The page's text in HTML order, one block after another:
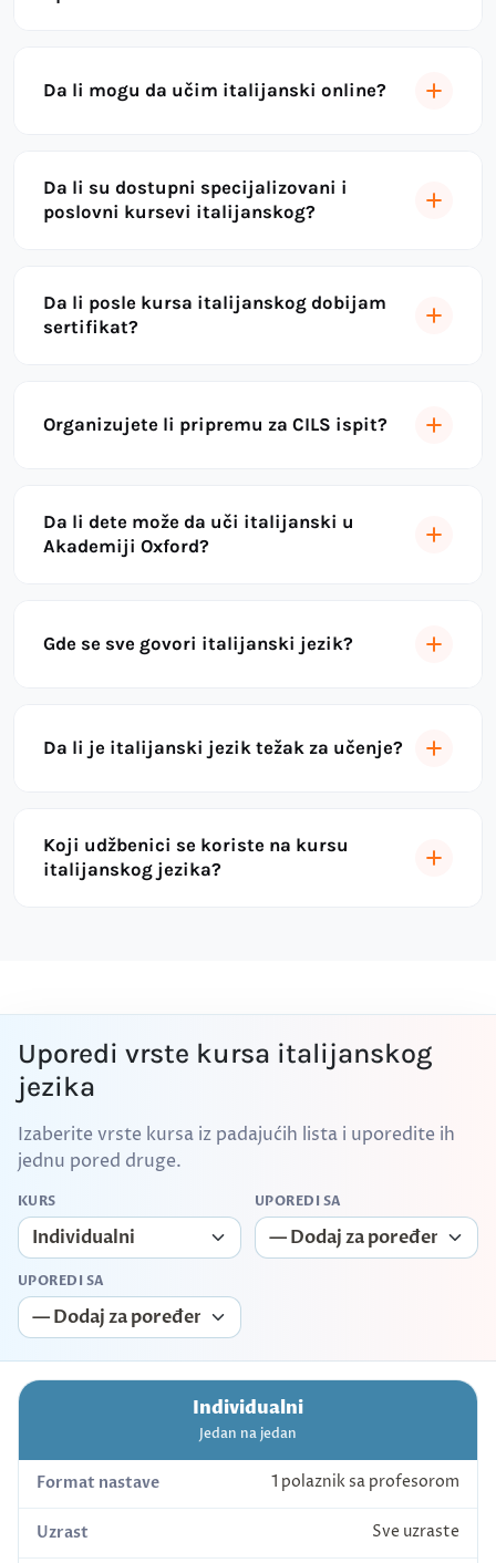
Da li mogu da učim italijanski online?
Da li su dostupni specijalizovani i
poslovni kursevi italijanskog?
Da li posle kursa italijanskog dobijam
sertifikat?
Organizujete li pripremu za CILS ispit?
Da li dete može da uči italijanski u
Akademiji Oxford?
Gde se sve govori italijanski jezik?
Da li je italijanski jezik težak za učenje?
Koji udžbenici se koriste na kursu
italijanskog jezika?
Uporedi vrste kursa italijanskog
jezika
Izaberite vrste kursa iz padajućih lista i uporedite ih
jednu pored druge.
KURS UPOREDI SA
UPOREDI SA
Individualni
Jedan na jedan
Format nastave 1 polaznik sa profesorom
Uzrast Sve uzraste